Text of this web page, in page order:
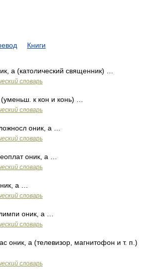
Книги
а (католический священник) …
словарь
к кон и конь) …
словарь
оник, а …
словарь
оник, а …
словарь
а …
словарь
оник, а …
словарь
оник, а (телевизор, магнитофон и т. п.)
словарь